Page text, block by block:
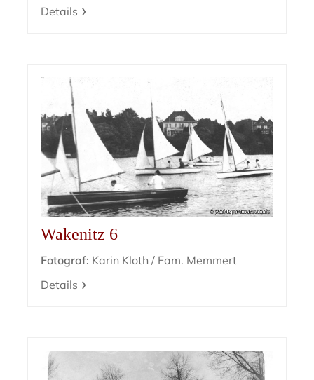
Details
Wakenitz 6
Fotograf: Karin Kloth / Fam. Memmert
Details